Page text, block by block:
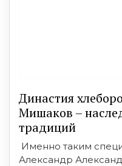
Династия
Мишаков –
традиций
Именно таким
Александр